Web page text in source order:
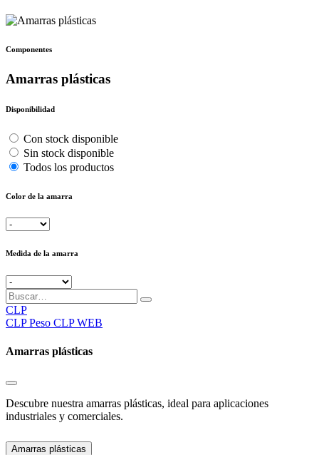
Componentes
Amarras plásticas
Disponibilidad
Con stock disponible
Sin stock disponible
Todos los productos
Color de la amarra
Medida de la amarra
CLP
CLP Peso CLP WEB
Amarras plásticas
Descubre nuestra amarras plásticas, ideal para aplicaciones
industriales y comerciales.
Amarras plásticas